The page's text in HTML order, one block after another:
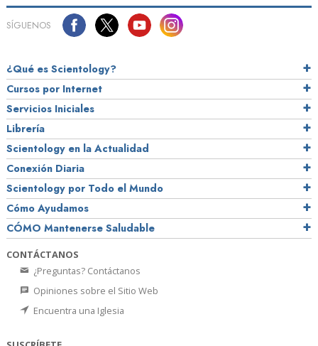
SÍGUENOS
¿Qué es Scientology?
Cursos por Internet
Servicios Iniciales
Librería
Scientology en la Actualidad
Conexión Diaria
Scientology por Todo el Mundo
Cómo Ayudamos
CÓMO Mantenerse Saludable
CONTÁCTANOS
¿Preguntas? Contáctanos
Opiniones sobre el Sitio Web
Encuentra una Iglesia